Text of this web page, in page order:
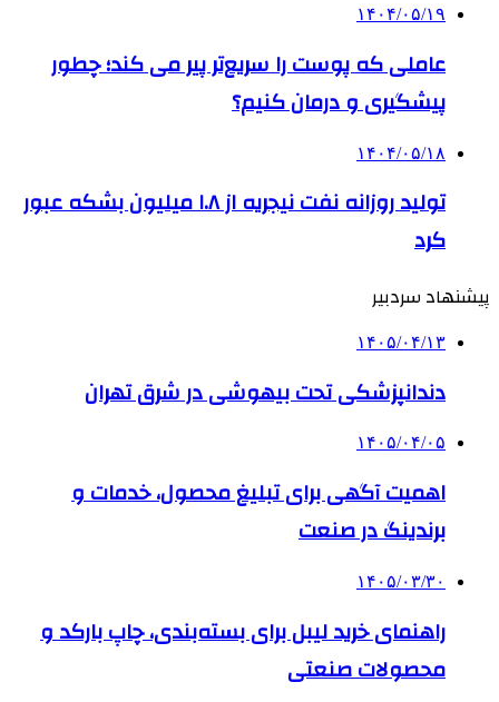
۱۴۰۴/۰۵/۱۹
عاملی که پوست را سریع‌تر پیر می کند؛ چطور
پیشگیری و درمان کنیم؟
۱۴۰۴/۰۵/۱۸
تولید روزانه نفت نیجریه از ۱.۸ میلیون بشکه عبور
کرد
پیشنهاد سردبیر
۱۴۰۵/۰۴/۱۳
دندانپزشکی تحت بیهوشی در شرق تهران
۱۴۰۵/۰۴/۰۵
اهمیت آگهی برای تبلیغ محصول، خدمات و
برندینگ در صنعت
۱۴۰۵/۰۳/۳۰
راهنمای خرید لیبل برای بسته‌بندی، چاپ بارکد و
محصولات صنعتی